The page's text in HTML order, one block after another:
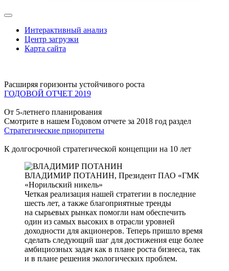
Интерактивный анализ
Центр загрузки
Карта сайта
Расширяя горизонты устойчивого роста
ГОДОВОЙ ОТЧЕТ 2019
От 5-летнего планирования
Смотрите в нашем Годовом отчете за 2018 год раздел
Стратегические приоритеты
К долгосрочной стратегической концепции на 10 лет
ВЛАДИМИР ПОТАНИН, Президент ПАО «ГМК
«Норильский никель»
Четкая реализация нашей стратегии в последние
шесть лет, а также благоприятные тренды
на сырьевых рынках помогли нам обеспечить
один из самых высоких в отрасли уровней
доходности для акционеров. Теперь пришло время
сделать следующий шаг для достижения еще более
амбициозных задач как в плане роста бизнеса, так
и в плане решения экологических проблем.